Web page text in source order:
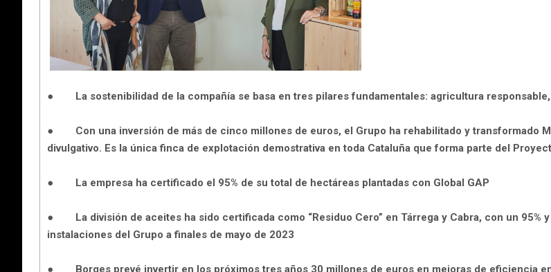
● La sostenibilidad de la compañía se basa en tres pilares fundamentales: agricultura
● Con una inversión de más de cinco millones de euros, el Grupo ha rehabilitado y transformado
divulgativo. Es la única finca de explotación demostrativa en toda Cataluña que forma parte del
● La empresa ha certificado el 95% de su total de hectáreas plantadas con Global GAP
● La división de aceites ha sido certificada como “Residuo Cero” en Tárrega y Cabra, con un
instalaciones del Grupo a finales de mayo de 2023
● Borges prevé invertir en los próximos tres años 30 millones de euros en mejoras de eficiencia